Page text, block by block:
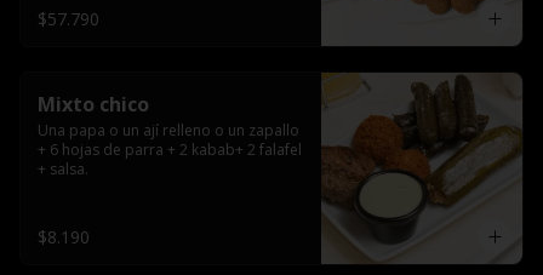
$57.790
Mixto chico
Una papa o un ají relleno o un zapallo
+ 6 hojas de parra + 2 kabab+ 2 falafel
+ salsa.
$8.190